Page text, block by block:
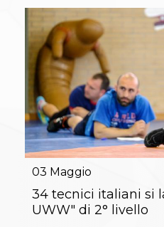
Attività
Albi
Gare e
Attività
Albi
Arti
Ju
03 Maggio
34 tecnici italiani si
UWW" di 2° livello